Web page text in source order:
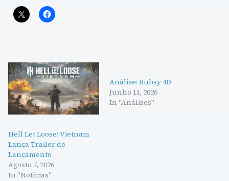
Hell Let Loose: Vietnam
Lança Trailer de
Lançamento
Agosto 7, 2026
In "Notícias"
Análise: Bubsy 4D
Junho 11, 2026
In "Análises"